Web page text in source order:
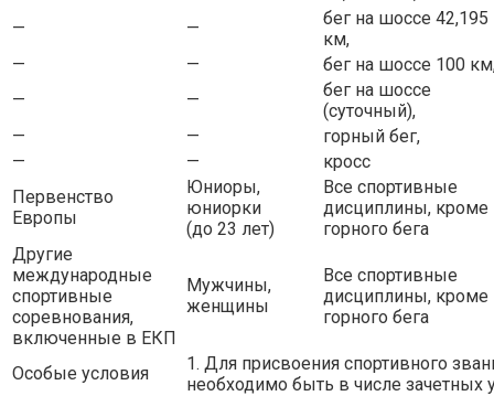
—
—
бег на шоссе 42,195
км,
—
—
бег на шоссе 100
—
—
бег на шоссе
(суточный),
—
—
горный бег,
—
—
кросс
Первенство
Европы
Юниоры,
юниорки
(до 23 лет)
Все спортивные
дисциплины, кроме
горного бега
Другие
международные
спортивные
соревнования,
включенные в ЕКП
Мужчины,
женщины
Все спортивные
дисциплины, кроме
горного бега
Особые условия
1. Для присвоения спортивного
необходимо быть в числе зачетных